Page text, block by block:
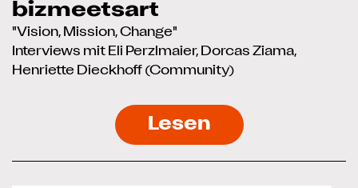
bizmeetsart
"Vision, Mission, Change"
Interviews mit Eli Perzlmaier, Dorcas Ziama,
Henriette Dieckhoff (Community)
Lesen